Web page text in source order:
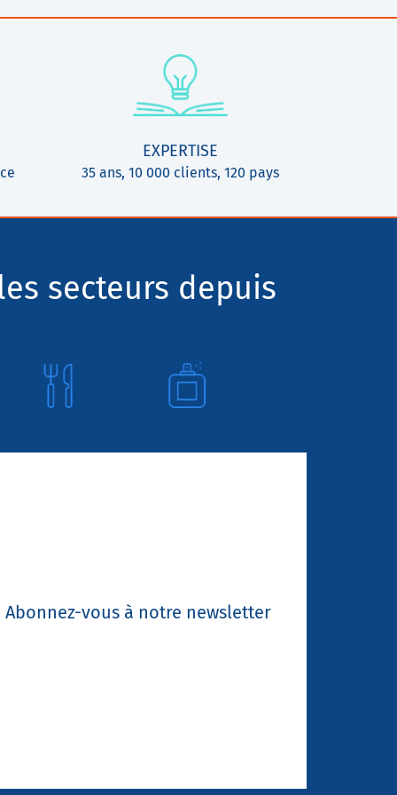
EXPERTISE
35 ans, 10 000 clients, 120 pays
secteurs depuis
Abonnez-vous à notre newsletter